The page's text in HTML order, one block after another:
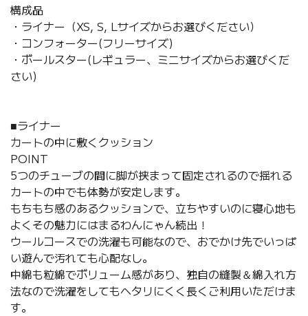
構成品
・ライナー（XS, S, Lサイズからお選びください）
・コンフォーター(フリーサイズ)
・ボールスター(レギュラー、ミニサイズからお選びくだ
さい)
■ライナー
カートの中に敷くクッション
POINT
5つのチューブの間に脚が挟まって固定されるので揺れる
カートの中でも体勢が安定します。
もちもち感のあるクッションで、立ちやすいのに寝心地も
よくその魅力にはまるわんにゃん続出！
ウールコースでの洗濯も可能なので、おでかけ先でいっぱ
い遊んで汚れても心配なし。
中綿も粒綿でボリューム感があり、独自の縫製＆綿入れ方
法なので洗濯をしてもヘタリにくく長くご利用いただけま
す。